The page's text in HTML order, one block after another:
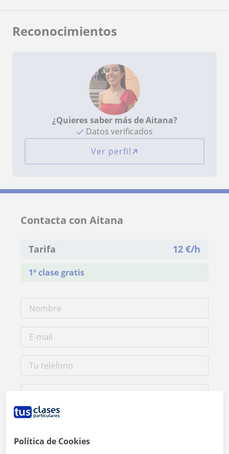
Reconocimientos
¿Quieres saber más de Aitana?
Datos verificados
Ver perfil
Contacta con Aitana
Tarifa 12 €/h
1ª clase gratis
Política de Cookies